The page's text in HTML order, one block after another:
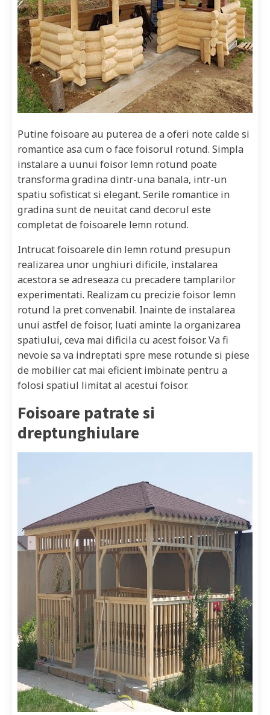
Putine foisoare au puterea de a oferi note calde si
romantice asa cum o face foisorul rotund. Simpla
instalare a uunui foisor lemn rotund poate
transforma gradina dintr-una banala, intr-un
spatiu sofisticat si elegant. Serile romantice in
gradina sunt de neuitat cand decorul este
completat de foisoarele lemn rotund.
Intrucat foisoarele din lemn rotund presupun
realizarea unor unghiuri dificile, instalarea
acestora se adreseaza cu precadere tamplarilor
experimentati. Realizam cu precizie foisor lemn
rotund la pret convenabil. Inainte de instalarea
unui astfel de foisor, luati aminte la organizarea
spatiului, ceva mai dificila cu acest foisor. Va fi
nevoie sa va indreptati spre mese rotunde si piese
de mobilier cat mai eficient imbinate pentru a
folosi spatiul limitat al acestui foisor.
Foisoare patrate si
dreptunghiulare